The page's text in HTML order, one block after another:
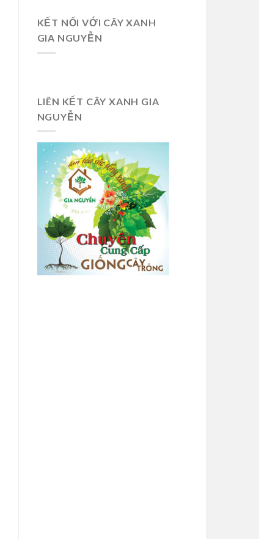
KẾT NỐI VỚI CÂY XANH
GIA NGUYỄN
LIÊN KẾT CÂY XANH GIA
NGUYỄN